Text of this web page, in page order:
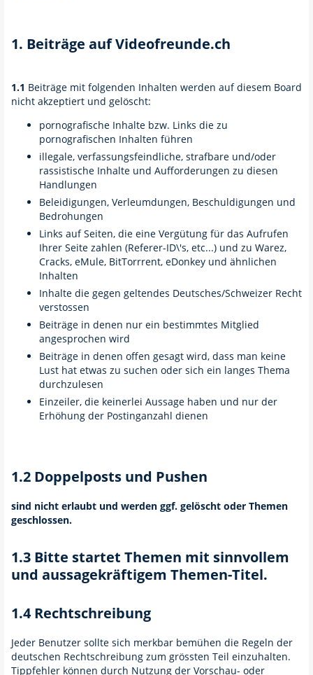
1. Beiträge auf Videofreunde.ch
1.1 Beiträge mit folgenden Inhalten werden auf diesem Board
nicht akzeptiert und gelöscht:
pornografische Inhalte bzw. Links die zu
pornografischen Inhalten führen
illegale, verfassungsfeindliche, strafbare und/oder
rassistische Inhalte und Aufforderungen zu diesen
Handlungen
Beleidigungen, Verleumdungen, Beschuldigungen und
Bedrohungen
Links auf Seiten, die eine Vergütung für das Aufrufen
Ihrer Seite zahlen (Referer-ID\'s, etc...) und zu Warez,
Cracks, eMule, BitTorrrent, eDonkey und ähnlichen
Inhalten
Inhalte die gegen geltendes Deutsches/Schweizer Recht
verstossen
Beiträge in denen nur ein bestimmtes Mitglied
angesprochen wird
Beiträge in denen offen gesagt wird, dass man keine
Lust hat etwas zu suchen oder sich ein langes Thema
durchzulesen
Einzeiler, die keinerlei Aussage haben und nur der
Erhöhung der Postinganzahl dienen
1.2 Doppelposts und Pushen
sind nicht erlaubt und werden ggf. gelöscht oder Themen
geschlossen.
1.3 Bitte startet Themen mit sinnvollem
und aussagekräftigem Themen-Titel.
1.4 Rechtschreibung
Jeder Benutzer sollte sich merkbar bemühen die Regeln der
deutschen Rechtschreibung zum grössten Teil einzuhalten.
Tippfehler können durch Nutzung der Vorschau- oder